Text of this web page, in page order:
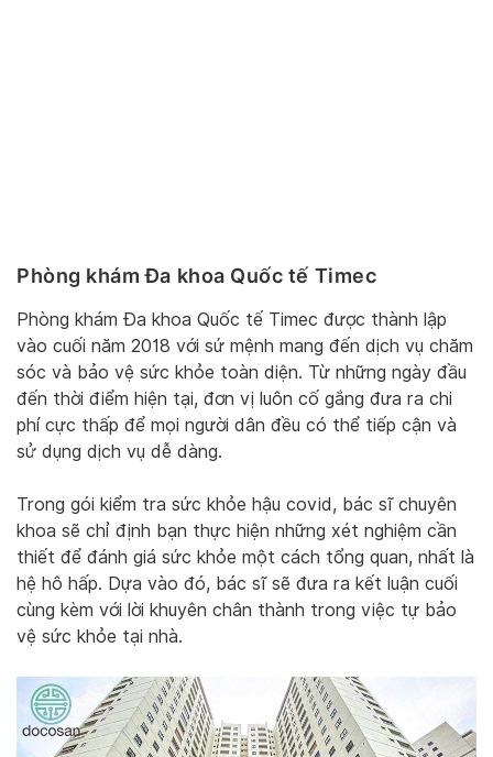
Phòng khám Đa khoa Quốc tế Timec
Phòng khám Đa khoa Quốc tế Timec được thành lập
vào cuối năm 2018 với sứ mệnh mang đến dịch vụ chăm
sóc và bảo vệ sức khỏe toàn diện. Từ những ngày đầu
đến thời điểm hiện tại, đơn vị luôn cố gắng đưa ra chi
phí cực thấp để mọi người dân đều có thể tiếp cận và
sử dụng dịch vụ dễ dàng.
Trong gói kiểm tra sức khỏe hậu covid, bác sĩ chuyên
khoa sẽ chỉ định bạn thực hiện những xét nghiệm cần
thiết để đánh giá sức khỏe một cách tổng quan, nhất là
hệ hô hấp. Dựa vào đó, bác sĩ sẽ đưa ra kết luận cuối
cùng kèm với lời khuyên chân thành trong việc tự bảo
vệ sức khỏe tại nhà.